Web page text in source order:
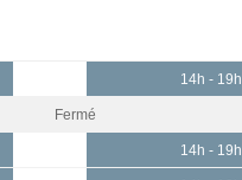
14h - 19h
Fermé
14h - 19h